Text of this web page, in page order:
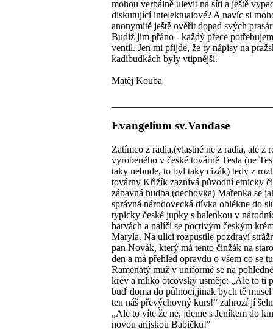
mohou verbálně ulevit na síti a ještě
diskutující intelektualové? A navíc si
anonymitě ještě ověřit dopad svých
Budiž jim přáno - každý přece
ventil. Jen mi přijde, že ty nápisy na
kadibudkách byly vtipnější.
Matěj Kouba
Evangelium sv.Vandase
Zatímco z radia,(vlastně ne z radia, ale z
vyrobeného v české továrně Tesla (ne
taky nebude, to byl taky cizák) tedy z
továrny Křižík zaznívá původní etnicky
zábavná hudba (dechovka) Mařenka se
správná národovecká dívka oblékne do
typicky české jupky s halenkou v
barvách a nalíčí se poctivým českým
Maryla. Na ulici rozpustile pozdraví
pan Novák, který má tento činžák na
den a má přehled opravdu o všem co se
Ramenatý muž v uniformě se na
krev a mlíko otcovsky usměje: „Ale to ti
buď doma do půlnoci,jinak bych tě musel
ten náš převýchovný kurs!“ zahrozí jí
„Ale to víte že ne, jdeme s Jeníkem do
novou arijskou Babičku!"